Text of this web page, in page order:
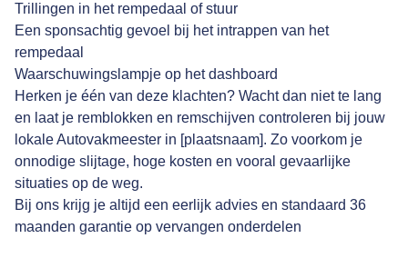
Trillingen in het rempedaal of stuur
Een sponsachtig gevoel bij het intrappen van het
rempedaal
Waarschuwingslampje op het dashboard
Herken je één van deze klachten? Wacht dan niet te lang
en laat je remblokken en remschijven controleren bij jouw
lokale Autovakmeester in [plaatsnaam]. Zo voorkom je
onnodige slijtage, hoge kosten en vooral gevaarlijke
situaties op de weg.
Bij ons krijg je altijd een eerlijk advies en standaard 36
maanden garantie op vervangen onderdelen